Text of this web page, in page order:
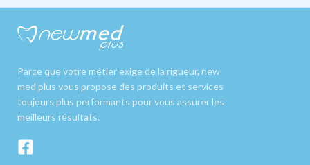
Parce que votre métier exige de la rigueur, new
med plus vous propose des produits et services
toujours plus performants pour vous assurer les
meilleurs résultats.